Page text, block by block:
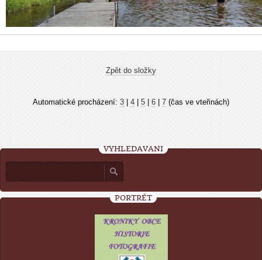
Zpět do složky
Automatické procházení: 3 4 5 6 7 (čas ve vteřinách)
VYHLEDÁVÁNÍ
PORTRÉT